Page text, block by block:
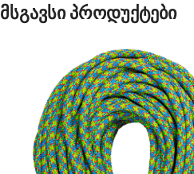
მსგავსი პროდუქტები